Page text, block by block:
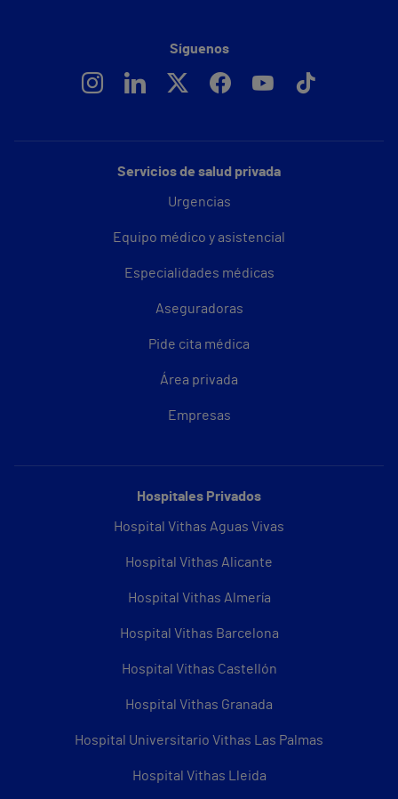
Servicios de salud privada
Urgencias
Equipo médico y asistencial
Especialidades médicas
Aseguradoras
Pide cita médica
Área privada
Empresas
Hospitales Privados
Hospital Vithas Aguas Vivas
Hospital Vithas Alicante
Hospital Vithas Almería
Hospital Vithas Barcelona
Hospital Vithas Castellón
Hospital Vithas Granada
Hospital Universitario Vithas Las Palmas
Hospital Vithas Lleida
Síguenos